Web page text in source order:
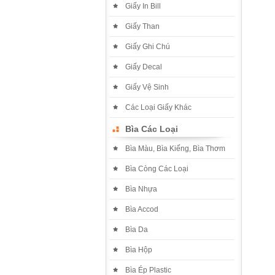
Giấy In Bill
Giấy Than
Giấy Ghi Chú
Giấy Decal
Giấy Vệ Sinh
Các Loại Giấy Khác
Bìa Các Loại
Bìa Màu, Bìa Kiếng, Bìa Thơm
Bìa Còng Các Loại
Bìa Nhựa
Bìa Accod
Bìa Da
Bìa Hộp
Bìa Ép Plastic